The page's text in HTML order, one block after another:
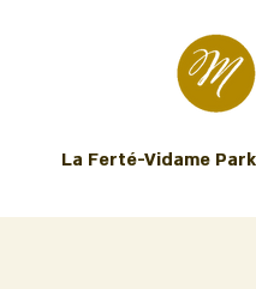
La Ferté-Vidame Park